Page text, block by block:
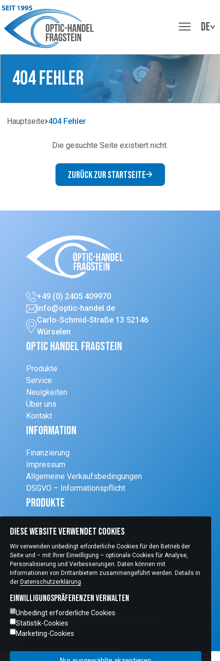
DE
404 Fehler
Hauptseite 404 Fehler
Die gesuchte Seite existiert nicht.
Zurück zur Startseite
+49 (0) 2405 409970
info@optic-handel.de
Carlo-Schmid-Straße 13 52146
Würselen
Optic Handel Fragstein
Produkte
Service
Neuigkeiten
Über uns
Kontakt
Information
Finanzierung
Impressum
Allgemeine Verkaufsbedingungen
DSGVO – Informationspflicht
Produkte
Einrichtung
Diagnostik
Refraktion
Chirurgie
Copyright © 2026 Optic Handel All Rights Reserved
Diese Website verwendet Cookies
Wir verwenden unbedingt erforderliche Cookies für den Betrieb der
Seite und – mit Ihrer Einwilligung – optionale Cookies für Analyse,
Personalisierung und Verbesserungen. Daten können mit
Informationen von Drittanbietern zusammengeführt werden. Details in
der Datenschutzerklärung.
Einwilligungspräferenzen verwalten
Unbedingt erforderliche Cookies
Statistik-Cookies
Marketing-Cookies